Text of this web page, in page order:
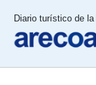
Diario turístico de